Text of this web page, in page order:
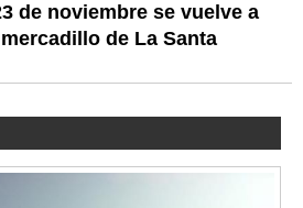
de noviembre se vuelve a
de La Santa